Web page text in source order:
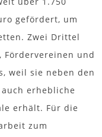
gefördert, um
Zwei Drittel
Fördervereinen und
weil sie neben den
erhebliche
erhält. Für die
zum